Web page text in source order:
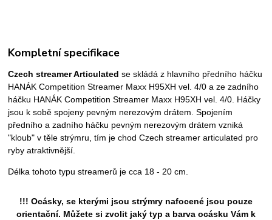
Kompletní specifikace
Czech streamer Articulated se skládá z hlavního předního háčku
HANÁK Competition Streamer Maxx H95XH vel. 4/0 a ze zadního
háčku HANÁK Competition Streamer Maxx H95XH vel. 4/0. Háčky
jsou k sobě spojeny pevným nerezovým drátem. Spojením
předního a zadního háčku pevným nerezovým drátem vzniká
"kloub" v těle strýmru, tím je chod Czech streamer articulated pro
ryby atraktivnější.
Délka tohoto typu streamerů je cca 18 - 20 cm.
!!! Ocásky, se kterými jsou strýmry nafocené jsou pouze
orientační. Můžete si zvolit jaký typ a barva ocásku Vám k